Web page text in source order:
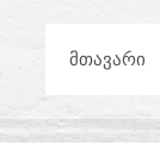
ᲛᲗᲐᲕᲐᲠᲘ